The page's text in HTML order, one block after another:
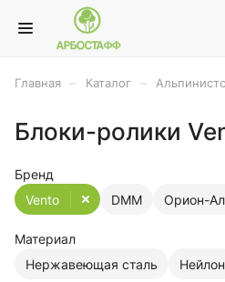
Главная Каталог
Блоки-ролики
Бренд
DMM
Орион-
Vento
Материал
Нержавеющая сталь
Нейлон